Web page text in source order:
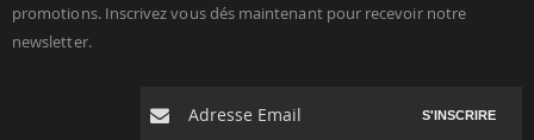
promotions. Inscrivez vous dés maintenant pour recevoir notre
newsletter.
S'INSCRIRE